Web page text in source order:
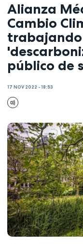
Alianza
Cambio
público de
17 NOV 2022 - 18:53